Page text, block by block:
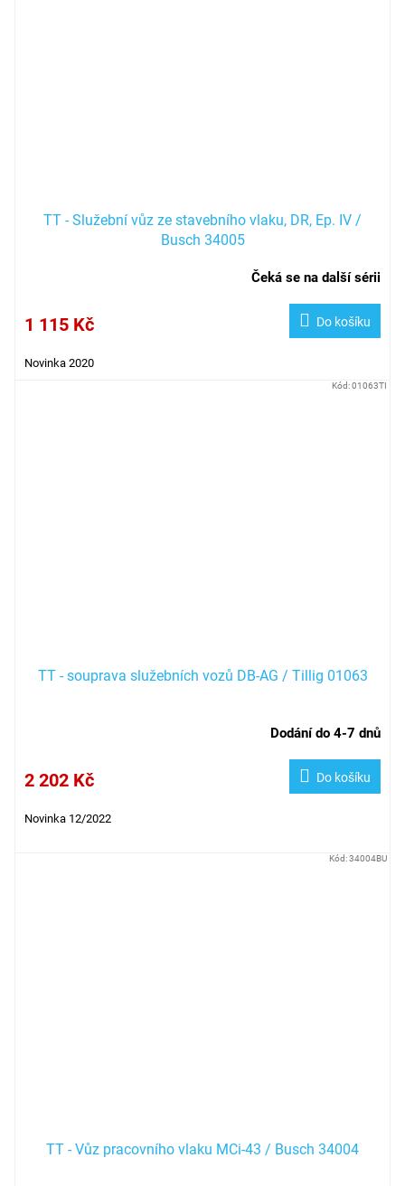
TT - Služební vůz ze stavebního vlaku, DR, Ep. IV /
Busch 34005
Čeká se na další sérii
1 115 Kč Do košíku
Novinka 2020
TT - souprava služebních vozů DB-AG / Tillig 01063
Dodání do 4-7 dnů
2 202 Kč Do košíku
Novinka 12/2022
Kód:01063TI
TT - Vůz pracovního vlaku MCi-43 / Busch 34004
Kód:34004BU